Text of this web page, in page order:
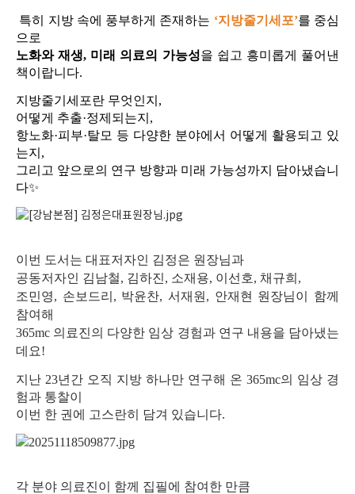
특히 지방 속에 풍부하게 존재하는 ‘지방줄기세포’를 중심
으로
노화와 재생, 미래 의료의 가능성을 쉽고 흥미롭게 풀어낸
책이랍니다.
지방줄기세포란 무엇인지 ,
어떻게 추출·정제되는지 ,
항노화·피부·탈모 등 다양한 분야에서 어떻게 활용되고 있
는지 ,
그리고 앞으로의 연구 방향과 미래 가능성까지 담아냈습니
다✨
이번 도서는 대표저자인 김정은 원장님과
공동저자인 김남철, 김하진, 소재용, 이선호, 채규희,
조민영, 손보드리, 박윤찬, 서재원, 안재현 원장님이 함께
참여해
365mc 의료진의 다양한 임상 경험과 연구 내용을 담아냈는
데요!
지난 23년간 오직 지방 하나만 연구해 온 365mc의 임상 경
험과 통찰이
이번 한 권에 고스란히 담겨 있습니다.
각 분야 의료진이 함께 집필에 참여한 만큼